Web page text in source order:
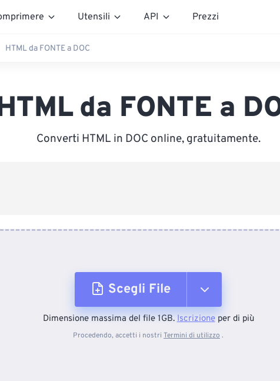
Utensili API Prezzi
HTML da FONTE a DOC
da FONTE a
Converti HTML in DOC online, gratuitamente.
Scegli File
Dimensione massima del file 1GB.Iscrizioneper di più
Procedendo, accetti i nostri Termini di utilizzo .